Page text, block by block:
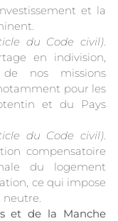
et la
du Code civil).
en indivision,
nos missions
pour les
et du Pays
du Code civil).
compensatoire
du logement
ce qui impose
neutre.
et de la Manche